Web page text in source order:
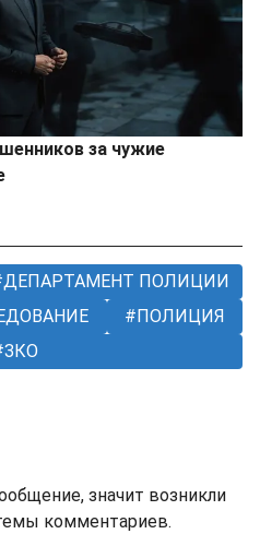
за чужие
ПОЛИЦИИ
ПОЛИЦИЯ
ЗКО
значит возникли
комментариев.